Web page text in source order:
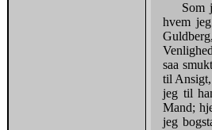
Som
hvem
saa
til
jeg til
Mand;
jeg